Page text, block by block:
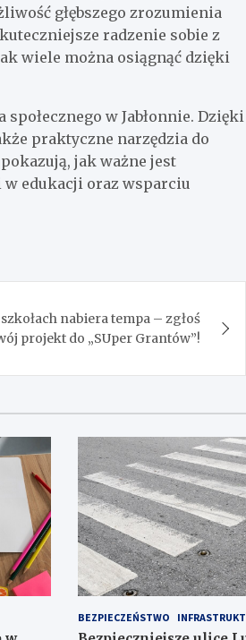
głębszego zrozumienia
radzenie sobie z
wiele można osiągnąć dzięki
w Jabłonnie. Dzięki
praktyczne narzędzia do
jak ważne jest
edukacji oraz wsparciu
nabiera tempa – zgłoś
projekt do „SUper Grantów”!
BEZPIECZEŃSTWO